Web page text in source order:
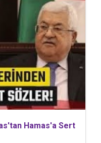
Hamas'a Sert